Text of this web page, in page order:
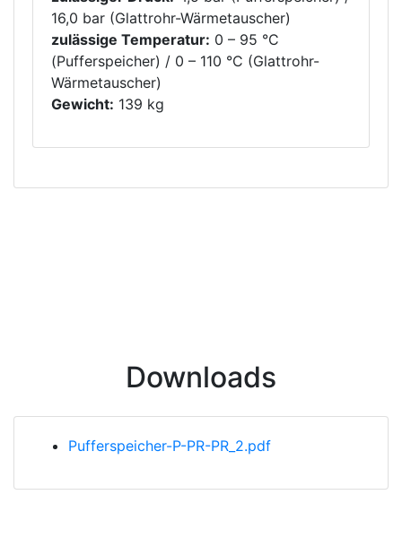
16,0 bar (Glattrohr-Wärmetauscher)
zulässige Temperatur: 0 – 95 °C
(Pufferspeicher) / 0 – 110 °C (Glattrohr-
Wärmetauscher)
Gewicht: 139 kg
Downloads
Pufferspeicher-P-PR-PR_2.pdf